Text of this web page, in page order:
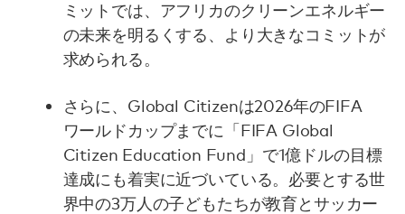
ミットでは、アフリカのクリーンエネルギー
の未来を明るくする、より大きなコミットが
求められる。
さらに、Global Citizenは2026年のFIFA
ワールドカップまでに「FIFA Global
Citizen Education Fund」で1億ドルの目標
達成にも着実に近づいている。必要とする世
界中の3万人の子どもたちが教育とサッカー